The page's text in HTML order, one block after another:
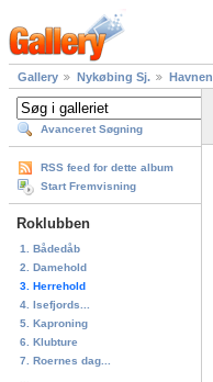
Gallery Nykøbing Sj. Havnen
Avanceret Søgning
RSS feed for dette album
Start Fremvisning
Roklubben
1. Bådedåb
2. Damehold
3. Herrehold
4. Isefjords...
5. Kaproning
6. Klubture
7. Roernes dag...